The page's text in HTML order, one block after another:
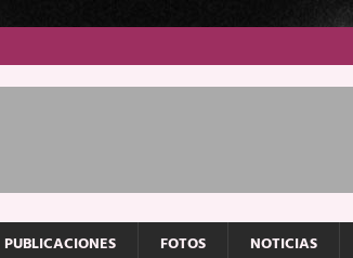
PUBLICACIONES FOTOS NOTICIAS